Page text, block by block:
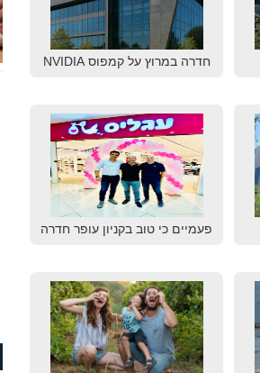
חדרה במרוץ על קמפוס NVIDIA
פעמיים כי טוב בקניון עופר חדרה